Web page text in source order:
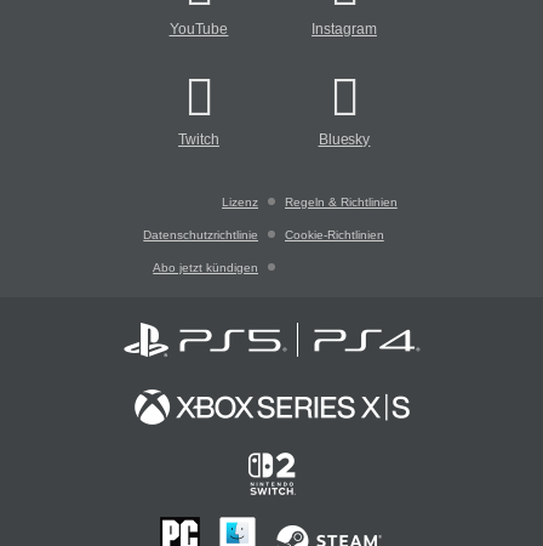
YouTube Instagram
Twitch Bluesky
Lizenz Regeln & Richtlinien
Datenschutzrichtlinie Cookie-Richtlinien
Abo jetzt kündigen